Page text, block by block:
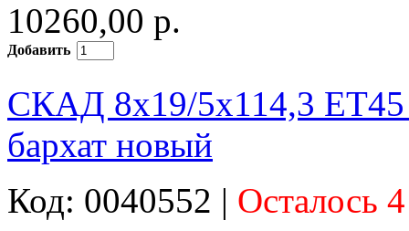
10260,00 р.
Добавить
СКАД 8x19/5x114,3
бархат новый
Код: 0040552 | Осталось